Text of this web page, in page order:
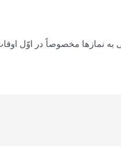
نمازها مخصوصاً در اوّل